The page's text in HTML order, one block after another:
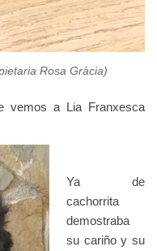
Rosa Gràcia)
vemos a Lia Franxesca
Ya de
cachorrita
demostraba
su cariño y su